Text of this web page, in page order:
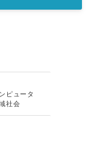
ピュータ
社会